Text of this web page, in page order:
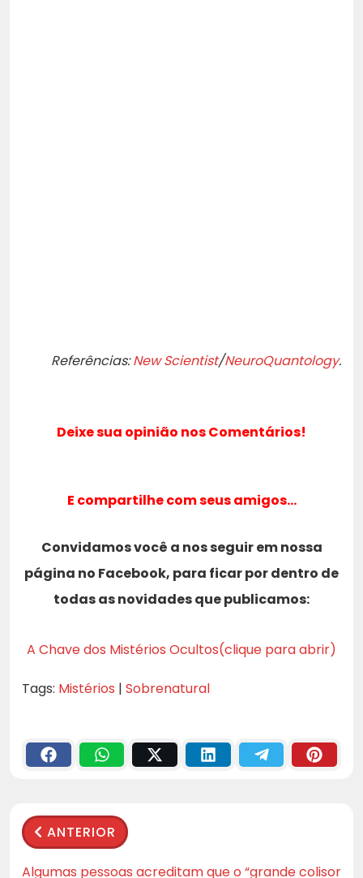
Referências:New Scientist/NeuroQuantology.
Deixe sua opinião nos Comentários!
E compartilhe com seus amigos…
Convidamos você a nos seguir em nossa
página no Facebook, para ficar por dentro de
todas as novidades que publicamos:
A Chave dos Mistérios Ocultos(clique para abrir)
Tags: Mistérios | Sobrenatural
ANTERIOR
Algumas pessoas acreditam que o “grande colisor